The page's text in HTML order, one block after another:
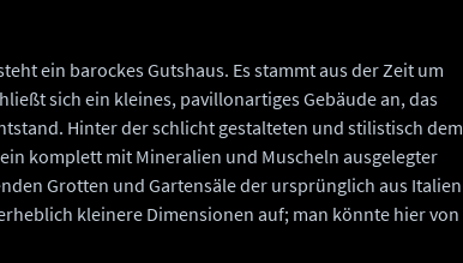
ein barockes Gutshaus. Es stammt aus der Zeit um
sich ein kleines, pavillonartiges Gebäude an, das
Hinter der schlicht gestalteten und stilistisch dem
komplett mit Mineralien und Muscheln ausgelegter
Grotten und Gartensäle der ursprünglich aus Italien
kleinere Dimensionen auf; man könnte hier von